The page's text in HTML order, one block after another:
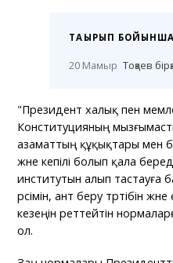
ТАҚЫРЫП
20 Мамыр Тоқаев
"Президент халық пен
Конституцияның
азаматтың құқықтары мен
және кепілі болып қала
институтын алып тастауға
рәсімін, ант беру тәртібін
кезеңін реттейтін
ол.